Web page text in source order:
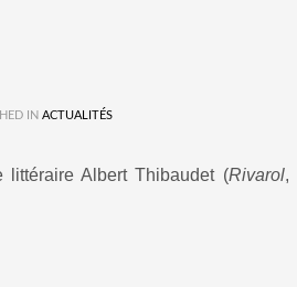
IN ACTUALITÉS
littéraire Albert Thibaudet (Rivarol,